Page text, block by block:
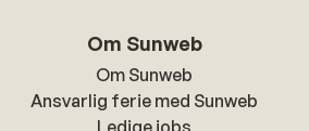
Om Sunweb
Om Sunweb
Ansvarlig ferie med Sunweb
Ledige jobs